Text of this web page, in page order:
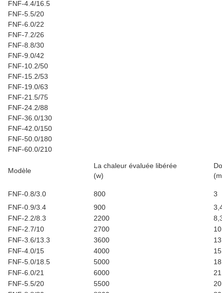
FNF-4.4/16.5
FNF-5.5/20
FNF-6.0/22
FNF-7.2/26
FNF-8.8/30
FNF-9.0/42
FNF-10.2/50
FNF-15.2/53
FNF-19.0/63
FNF-21.5/75
FNF-24.2/88
FNF-36.0/130
FNF-42.0/150
FNF-50.0/180
FNF-60.0/210
Modèle
La chaleur évaluée libérée
(w)
FNF-0.8/3.0 800
3
FNF-0.9/3.4
900
FNF-2.2/8.3
2200
FNF-2.7/10
2700
10
FNF-3.6/13.3
3600
FNF-4.0/15
4000
15
FNF-5.0/18.5
5000
FNF-6.0/21
6000
21
FNF-5.5/20
5500
20